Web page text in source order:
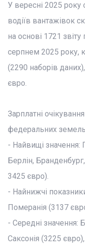
У вересні 2025 року
водіїв вантажівок
на основі 1721
серпнем 2025 року,
(2290 наборів
євро.
Зарплатні
федеральних
- Найвищі значення:
Берлін,
3425 євро).
- Найнижчі
Померанія (3137
- Середні значення:
Саксонія (3225